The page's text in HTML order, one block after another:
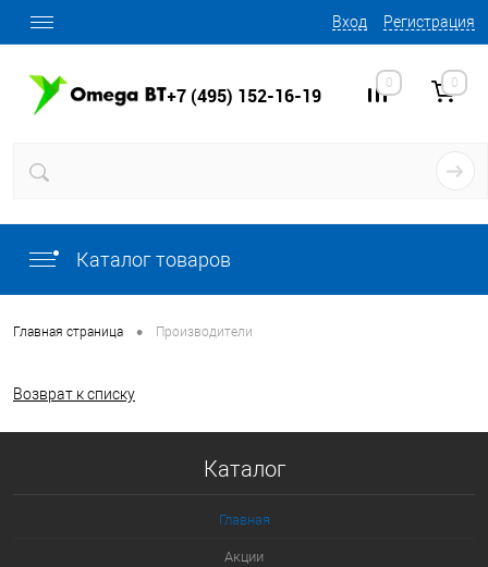
Вход Регистрация
+7 (495) 152-16-19
0 0
Каталог товаров
Главная страница • Производители
Возврат к списку
Каталог
Главная
Акции